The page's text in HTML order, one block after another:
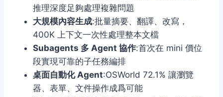
推理深度足夠處理複雜問題
大規模內容生成:批量摘要、翻譯、改寫，
400K 上下文一次性處理整本文檔
Subagents 多 Agent 協作:首次在 mini 價位
段實現可靠的子任務編排
桌面自動化 Agent:OSWorld 72.1% 讓瀏覽
器、表單、文件操作成爲可能